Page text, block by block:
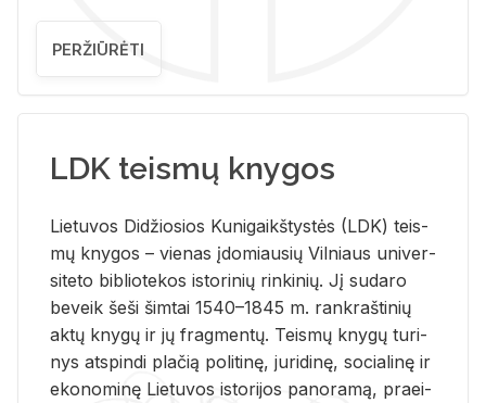
PERŽIŪRĖTI
LDK teismų knygos
Lie­tu­vos Di­džio­sios Ku­ni­gaikš­tys­tės (LDK) teis­
mų kny­gos – vie­nas įdo­miau­sių Vil­niaus uni­ver­
si­te­to bi­b­lio­te­kos is­to­ri­nių rin­ki­nių. Jį su­da­ro
be­veik šeši šim­tai 1540–1845 m. rank­raš­ti­nių
aktų kny­gų ir jų frag­men­tų. Teis­mų kny­gų tu­ri­
nys at­spin­di pla­čią po­li­ti­nę, ju­ri­di­nę, so­cia­li­nę ir
eko­no­mi­nę Lie­tu­vos is­to­ri­jos pa­no­ra­mą, pra­ei­